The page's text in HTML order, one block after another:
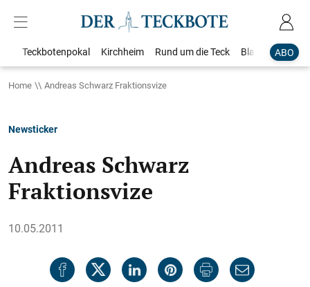
ABO
Teckbotenpokal Kirchheim Rund um die Teck Blaulicht
Home Andreas Schwarz Fraktionsvize
Newsticker
Andreas Schwarz
Fraktionsvize
10.05.2011